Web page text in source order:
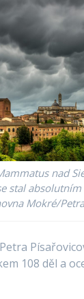
nad
stal
Mokré/
108 děl a